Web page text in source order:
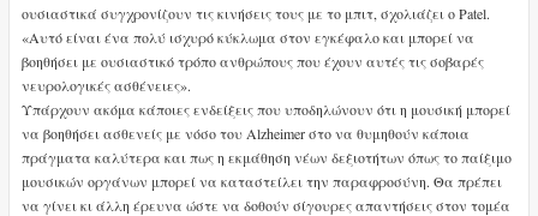
ουσιαστικά συγχρονίζουν τις κινήσεις τους με το μπιτ, σχολιάζει ο Patel.
«Αυτό είναι ένα πολύ ισχυρό κύκλωμα στον εγκέφαλο και μπορεί να
βοηθήσει με ουσιαστικό τρόπο ανθρώπους που έχουν αυτές τις σοβαρές
νευρολογικές ασθένειες».
Υπάρχουν ακόμα κάποιες ενδείξεις που υποδηλώνουν ότι η μουσική μπορεί
να βοηθήσει ασθενείς με νόσο του Alzheimer στο να θυμηθούν κάποια
πράγματα καλύτερα και πως η εκμάθηση νέων δεξιοτήτων όπως το παίξιμο
μουσικών οργάνων μπορεί να καταστείλει την παραφροσύνη. Θα πρέπει
να γίνει κι άλλη έρευνα ώστε να δοθούν σίγουρες απαντήσεις στον τομέα